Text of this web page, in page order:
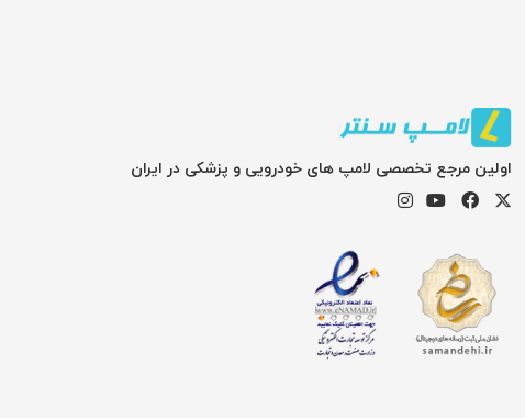
اولین مرجع تخصصی لامپ های خودرویی و پزشکی در ایران